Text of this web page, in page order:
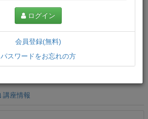
講座情報
ログイン
会員登録(無料)
パスワードをお忘れの方